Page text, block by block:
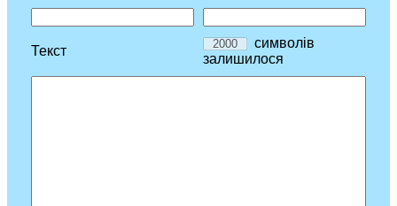
Текст
символів
залишилося